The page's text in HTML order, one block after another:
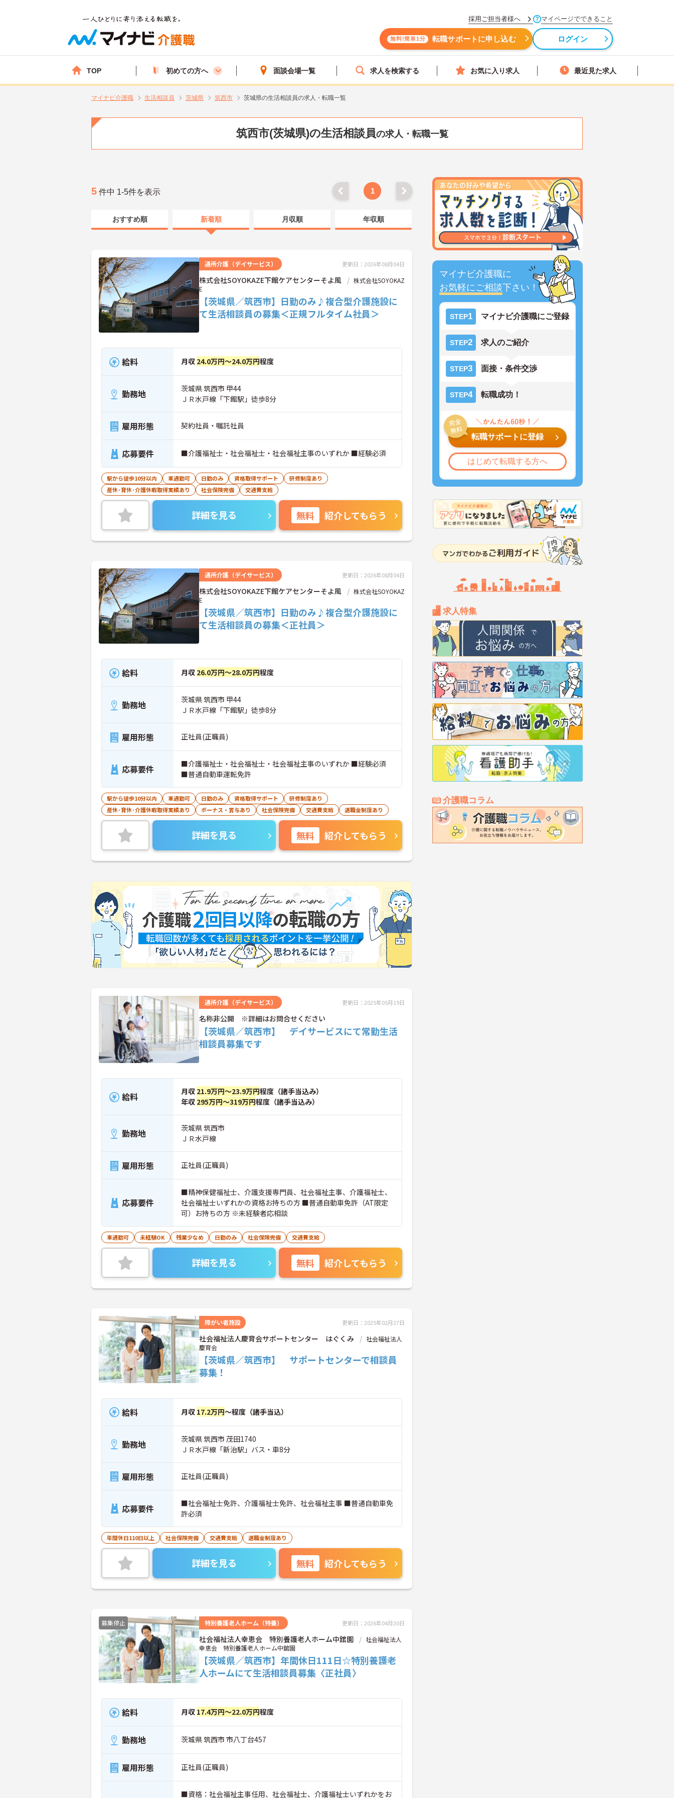
採用ご担当者様へ マイページでできること
無料!簡単1分 転職サポートに申し込む ログイン
TOP 初めての方へ 面談会場一覧 求人を検索する お気に入り求人 最近見た求人
マイナビ介護職 生活相談員 茨城県 筑西市 茨城県の生活相談員の求人・転職一覧
筑西市(茨城県)の生活相談員の求人・転職一覧
マイナビ介護職に
お気軽にご相談下さい！
STEP1 マイナビ介護職にご登録
STEP2 求人のご紹介
STEP3 面接・条件交渉
STEP4 転職成功！
転職サポートに登録
はじめて転職する方へ
求人特集
介護職コラム
5 件中 1-5件を表示 1
おすすめ順 新着順 月収順 年収順
通所介護（デイサービス） 更新日：2026年08月04日
株式会社SOYOKAZE下館ケアセンターそよ風
株式会社SOYOKAZ
E
【茨城県／筑西市】日勤のみ♪複合型介護施設に
て生活相談員の募集＜正規フルタイム社員＞
給料 月収 24.0万円～24.0万円程度
勤務地
茨城県 筑西市 甲44
ＪＲ水戸線「下館駅」徒歩8分
雇用形態 契約社員・嘱託社員
応募要件 ■介護福祉士・社会福祉士・社会福祉主事のいずれか ■経験必須
駅から徒歩10分以内 車通勤可 日勤のみ 資格取得サポート
研修制度あり
産休･育休･介護休暇取得実績あり
社会保険完備 交通費支給
詳細を見る 無料 紹介してもらう
通所介護（デイサービス） 更新日：2026年08月04日
株式会社SOYOKAZE下館ケアセンターそよ風
株式会社SOYOKAZ
E
【茨城県／筑西市】日勤のみ♪複合型介護施設に
て生活相談員の募集＜正社員＞
給料 月収 26.0万円～28.0万円程度
勤務地
茨城県 筑西市 甲44
ＪＲ水戸線「下館駅」徒歩8分
雇用形態 正社員(正職員)
応募要件
■介護福祉士・社会福祉士・社会福祉主事のいずれか ■経験必須
■普通自動車運転免許
駅から徒歩10分以内 車通勤可 日勤のみ 資格取得サポート
研修制度あり
産休･育休･介護休暇取得実績あり
ボーナス・賞与あり 社会保険完備 交通費支給 退職金制度あり
詳細を見る 無料 紹介してもらう
通所介護（デイサービス） 更新日：2025年05月19日
名称非公開 ※詳細はお問合せください
【茨城県／筑西市】 デイサービスにて常勤生活
相談員募集です
給料 月収 21.9万円～23.9万円程度（諸手当込み）
年収 295万円～319万円程度（諸手当込み）
勤務地
茨城県 筑西市
ＪＲ水戸線
雇用形態 正社員(正職員)
応募要件
■精神保健福祉士、介護支援専門員、社会福祉主事、介護福祉士、
社会福祉士いずれかの資格お持ちの方 ■普通自動車免許（AT限定
可）お持ちの方 ※未経験者応相談
車通勤可 未経験OK 残業少なめ 日勤のみ 社会保険完備 交通費支給
詳細を見る 無料 紹介してもらう
障がい者施設 更新日：2025年02月27日
社会福祉法人慶育会サポートセンター はぐくみ
社会福祉法人
慶育会
【茨城県／筑西市】 サポートセンターで相談員
募集！
給料 月収 17.2万円～程度（諸手当込）
勤務地
茨城県 筑西市 茂田1740
ＪＲ水戸線「新治駅」バス・車8分
雇用形態 正社員(正職員)
応募要件
■社会福祉士免許、介護福祉士免許、社会福祉主事 ■普通自動車免
許必須
年間休日110日以上 社会保険完備 交通費支給 退職金制度あり
詳細を見る 無料 紹介してもらう
募集停止 特別養護老人ホーム（特養） 更新日：2026年04月30日
社会福祉法人幸恵会 特別養護老人ホーム中舘園
社会福祉法人
幸恵会 特別養護老人ホーム中舘園
【茨城県／筑西市】年間休日111日☆特別養護老
人ホームにて生活相談員募集〈正社員〉
給料 月収 17.4万円～22.0万円程度
勤務地 茨城県 筑西市 市八丁台457
雇用形態 正社員(正職員)
■資格：社会福祉主事任用、社会福祉士、介護福祉士いずれかをお